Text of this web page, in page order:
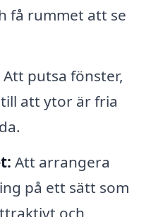
få rummet att se
Att putsa fönster,
att ytor är fria
Att arrangera
på ett sätt som
och